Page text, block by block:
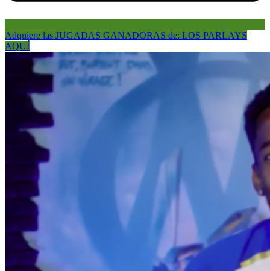
Adquiere las JUGADAS GANADORAS de: LOS PARLAYS
AQUÍ